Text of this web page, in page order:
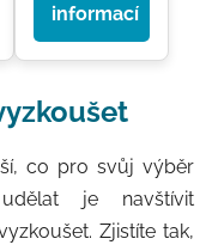
informací
co pro svůj výběr
je navštívit
Zjistíte tak,